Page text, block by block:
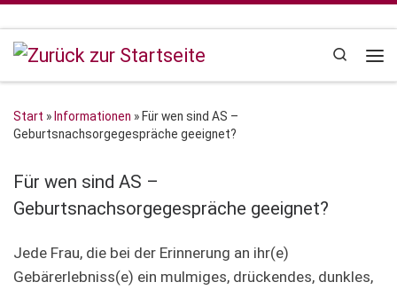
Search
Start » Informationen » Für wen sind AS –
Geburtsnachsorgegespräche geeignet?
Für wen sind AS –
Geburtsnachsorgegespräche geeignet?
Jede Frau, die bei der Erinnerung an ihr(e)
Gebärerlebniss(e) ein mulmiges, drückendes, dunkles,